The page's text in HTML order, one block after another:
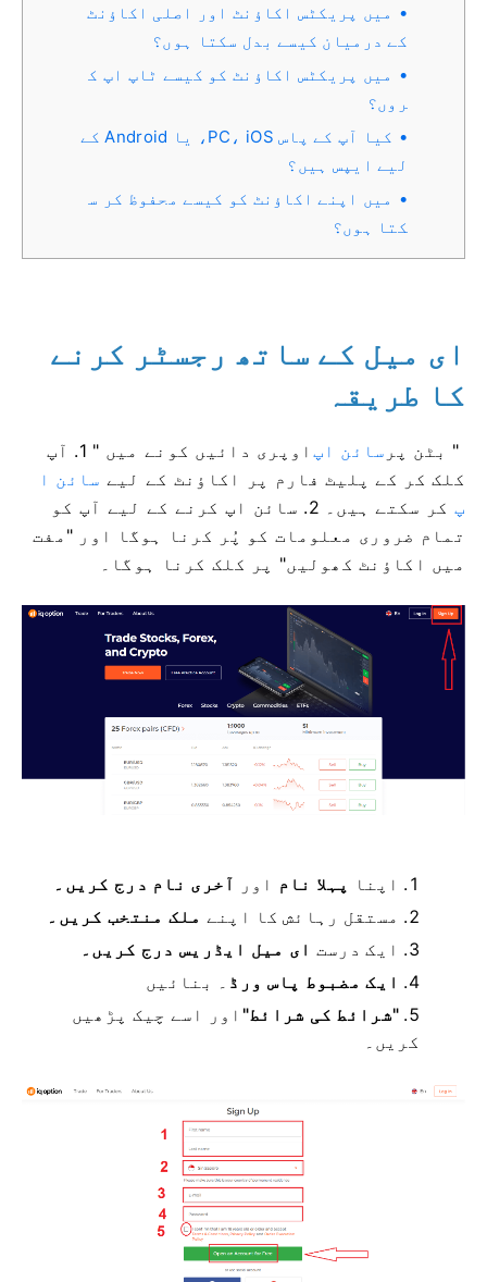
میں پریکٹس اکاؤنٹ اور اصلی اکاؤنٹ
کے درمیان کیسے بدل سکتا ہوں؟
میں پریکٹس اکاؤنٹ کو کیسے ٹاپ اپ ک
روں؟
کیا آپ کے پاس PC، iOS، یا Android کے
لیے ایپس ہیں؟
میں اپنے اکاؤنٹ کو کیسے محفوظ کر س
کتا ہوں؟
ای میل کے ساتھ رجسٹر کرنے
کا طریقہ
1. آپ اوپری دائیں کونے میں " سائن اپ " بٹن پر
کلک کر کے پلیٹ فارم پر اکاؤنٹ کے لیے سائن ا
پ
کر سکتے ہیں۔ 2. سائن اپ کرنے کے لیے آپ کو
تمام ضروری معلومات کو پُر کرنا ہوگا اور "مفت
میں اکاؤنٹ کھولیں" پر کلک کرنا ہوگا۔
اپنا پہلا نام اور
آخری نام درج کریں۔
اپنے
مستقل رہائش کا
ملک منتخب کریں۔
ایک درست ای میل ایڈریس درج کریں۔
ایک مضبوط پاس ورڈ
بنائیں
"شرائط کی شرائط"
پڑھیں اور اسے چیک
کریں۔